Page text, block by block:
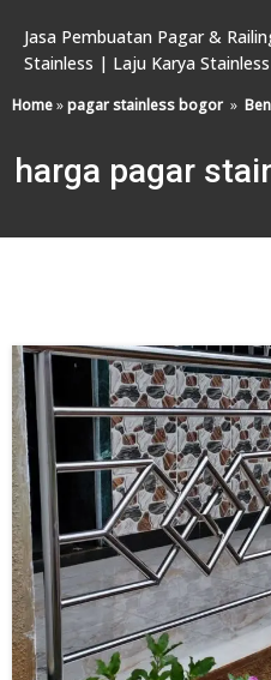
Jasa Pembuatan Pagar &
Stainless | Laju Karya Stainless
Home»pagar stainless bogor »
harga pagar